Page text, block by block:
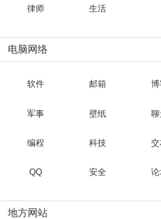
律师 生活
电脑网络
软件 邮箱
军事 壁纸 聊
编程 科技
QQ 安全
地方网站